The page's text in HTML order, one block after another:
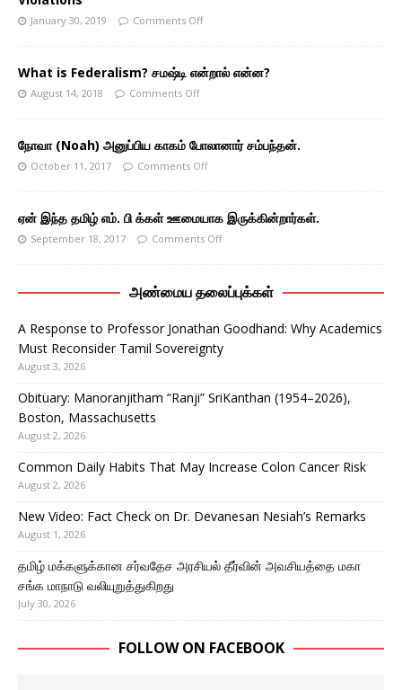
January 30, 2019 Comments Off
What is Federalism? சமஷ்டி என்றால் என்ன?
August 14, 2018 Comments Off
நோவா (Noah) அனுப்பிய காகம் போலானார் சம்பந்தன்.
October 11, 2017 Comments Off
ஏன் இந்த தமிழ் எம். பி க்கள் ஊமையாக இருக்கின்றார்கள்.
September 18, 2017 Comments Off
அண்மைய தலைப்புக்கள்
A Response to Professor Jonathan Goodhand: Why Academics
Must Reconsider Tamil Sovereignty
August 3, 2026
Obituary: Manoranjitham “Ranji” SriKanthan (1954–2026),
Boston, Massachusetts
August 2, 2026
Common Daily Habits That May Increase Colon Cancer Risk
August 2, 2026
New Video: Fact Check on Dr. Devanesan Nesiah’s Remarks
August 1, 2026
தமிழ் மக்களுக்கான சர்வதேச அரசியல் தீர்வின் அவசியத்தை மகா
சங்க மாநாடு வலியுறுத்துகிறது
July 30, 2026
FOLLOW ON FACEBOOK